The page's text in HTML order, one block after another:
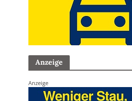
Anzeige
Anzeige